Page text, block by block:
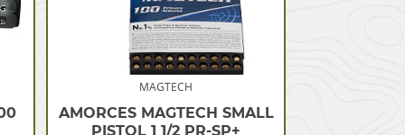
MAGTECH
AMORCES MAGTECH SMALL
PISTOL 1 1/2 PR-SP+